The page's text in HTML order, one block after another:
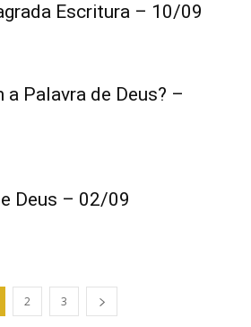
Escritura – 10/09
a Palavra de Deus? –
Deus – 02/09
2 3